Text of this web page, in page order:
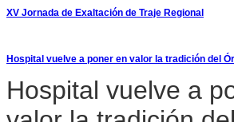
XV Jornada de Exaltación de Traje Regional
Hospital vuelve a poner en valor la tradición del
Hospital vuelve a